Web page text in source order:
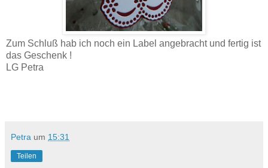
Zum Schluß hab ich noch ein Label angebracht und fertig ist
das Geschenk !
LG Petra
Petra um 15:31
Teilen